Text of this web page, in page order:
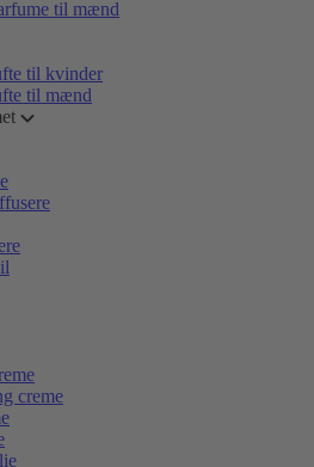
til mænd
til kvinder
til mænd
creme